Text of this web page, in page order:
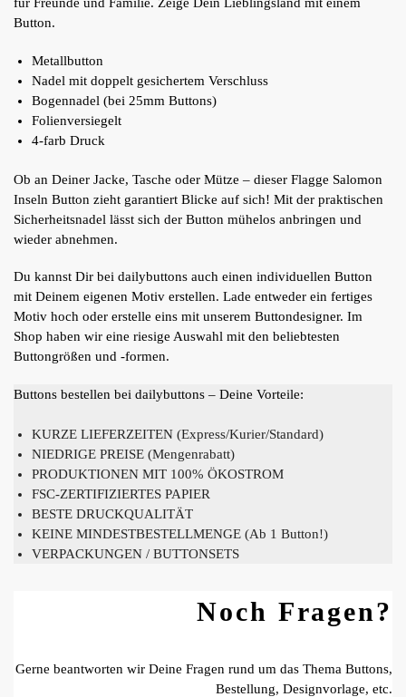
für Freunde und Familie. Zeige Dein Lieblingsland mit einem
Button.
Metallbutton
Nadel mit doppelt gesichertem Verschluss
Bogennadel (bei 25mm Buttons)
Folienversiegelt
4-farb Druck
Ob an Deiner Jacke, Tasche oder Mütze – dieser Flagge Salomon
Inseln Button zieht garantiert Blicke auf sich! Mit der praktischen
Sicherheitsnadel lässt sich der Button mühelos anbringen und
wieder abnehmen.
Du kannst Dir bei dailybuttons auch einen individuellen Button
mit Deinem eigenen Motiv erstellen. Lade entweder ein fertiges
Motiv hoch oder erstelle eins mit unserem Buttondesigner. Im
Shop haben wir eine riesige Auswahl mit den beliebtesten
Buttongrößen und -formen.
Buttons bestellen bei dailybuttons – Deine Vorteile:
KURZE LIEFERZEITEN (Express/Kurier/Standard)
NIEDRIGE PREISE (Mengenrabatt)
PRODUKTIONEN MIT 100% ÖKOSTROM
FSC-ZERTIFIZIERTES PAPIER
BESTE DRUCKQUALITÄT
KEINE MINDESTBESTELLMENGE (Ab 1 Button!)
VERPACKUNGEN / BUTTONSETS
Noch Fragen?
Gerne beantworten wir Deine Fragen rund um das Thema Buttons,
Bestellung, Designvorlage, etc.